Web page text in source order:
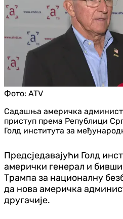
Фото: ATV
Садашња америчка
приступ према Републици
Голд института за
Предсједавајући Голд
амерички генерал и
Трампа за националну
да нова америчка
другачије.